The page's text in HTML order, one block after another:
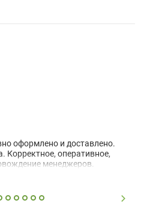
оформлено и доставлено.
Корректное, оперативное,
менеджеров.